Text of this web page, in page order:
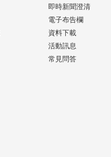
即時新聞澄清
電子布告欄
資料下載
活動訊息
常見問答